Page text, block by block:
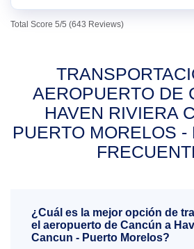
Total Score 5/5 (643 Reviews)
AEROPUERTO DE
HAVEN RIVIERA
PUERTO MORELOS -
¿Cuál es la mejor opción de
el aeropuerto de Cancún a
Cancun - Puerto Morelos?